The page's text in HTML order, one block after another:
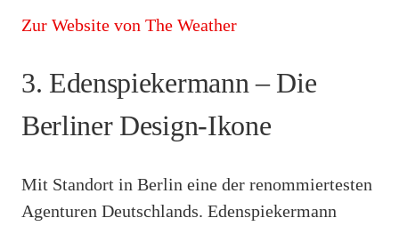
Zur Website von The Weather
3. Edenspiekermann – Die
Berliner Design-Ikone
Mit Standort in Berlin eine der renommiertesten
Agenturen Deutschlands. Edenspiekermann